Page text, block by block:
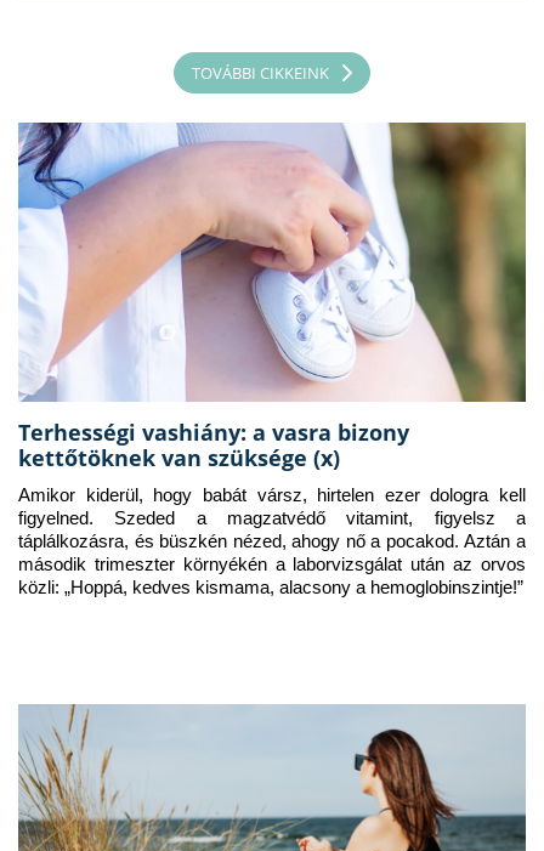
TOVÁBBI CIKKEINK
Terhességi vashiány: a vasra bizony
kettőtöknek van szüksége (x)
Amikor kiderül, hogy babát vársz, hirtelen ezer dologra kell
figyelned. Szeded a magzatvédő vitamint, figyelsz a
táplálkozásra, és büszkén nézed, ahogy nő a pocakod. Aztán a
második trimeszter környékén a laborvizsgálat után az orvos
közli: „Hoppá, kedves kismama, alacsony a hemoglobinszintje!”